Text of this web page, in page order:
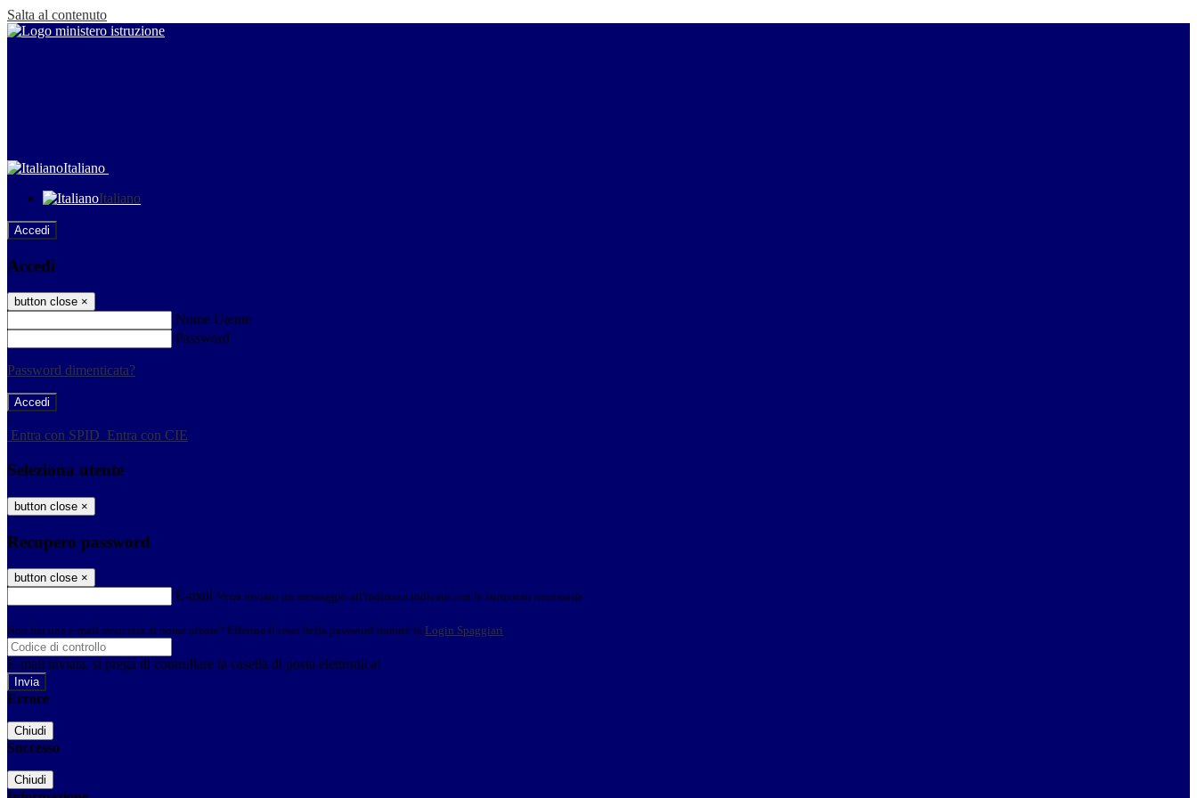
Salta al contenuto
Italiano
Italiano
Accedi
Accedi
button close ×
Nome Utente
Password
Password dimenticata?
-
Entra con SPID Entra con CIE
Seleziona utente
button close ×
Recupero password
button close ×
E-mail Verrà inviato un messaggio all'indirizzo indicato con le istruzioni necessarie.
Non hai una e-mail associata al nome utente? Effettua il reset della password tramite la Login Spaggiari
E-mail inviata, si prega di controllare la casella di posta elettronica!
Errore
Chiudi
Successo
Chiudi